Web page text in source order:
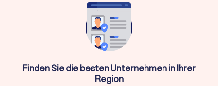
Wann brauche ich überhaupt einen
Nicht in jeder Situation ist ein Steuerberater zwingend
erforderlich. Für einfache Arbeitnehmer-Steuererklärungen
ohne Zusatzeinkünfte reicht oft die Software ELSTER oder
ein Lohnsteuerhilfeverein. Ein Steuerberater lohnt sich
besonders, wenn Sie:
Finden Sie die besten Unternehmen in Ihrer
Region